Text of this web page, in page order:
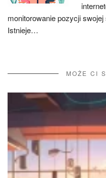
monitorowanie pozycji
Istnieje…
MOŻE CI